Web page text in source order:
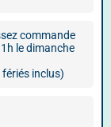
commande
le dimanche
inclus)